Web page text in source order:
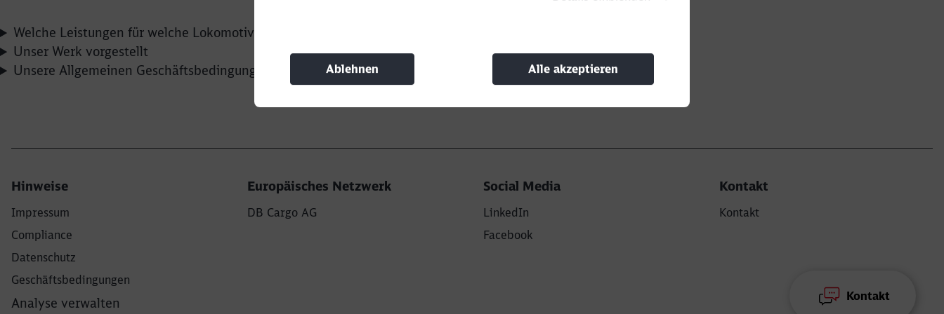
Kontakt
Ablehnen Alle akzeptieren
Welche Leistungen für welche Lokomotive
Unser Werk vorgestellt
Unsere Allgemeinen Geschäftsbedingungen für die Werkstatt
Hinweise
Impressum
Compliance
Datenschutz
Geschäftsbedingungen
Europäisches Netzwerk
DB Cargo AG
Social Media
LinkedIn
Facebook
Kontakt
Kontakt
Analyse verwalten